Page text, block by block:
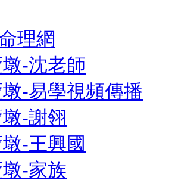
理網
-沈老師
-易學視頻傳播
-謝翎
-王興國
-家族